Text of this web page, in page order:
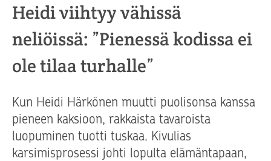
Heidi viihtyy vähissä
neliöissä: ”Pienessä kodissa ei
ole tilaa turhalle”
Kun Heidi Härkönen muutti puolisonsa kanssa
pieneen kaksioon, rakkaista tavaroista
luopuminen tuotti tuskaa. Kivulias
karsimisprosessi johti lopulta elämäntapaan,